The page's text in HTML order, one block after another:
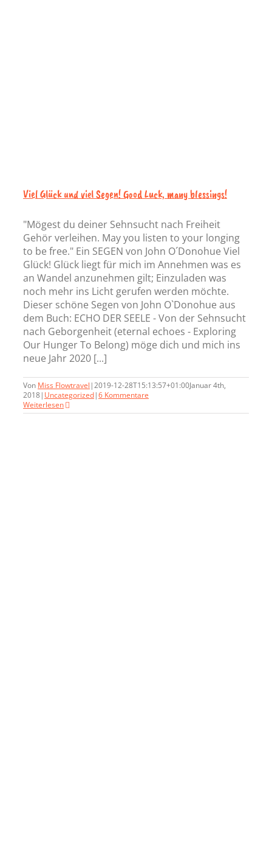
Viel Glück und viel Segen! Good Luck, many blessings!
"Mögest du deiner Sehnsucht nach Freiheit
Gehör verleihen. May you listen to your longing
to be free." Ein SEGEN von John O´Donohue Viel
Glück! Glück liegt für mich im Annehmen was es
an Wandel anzunehmen gilt; Einzuladen was
noch mehr ins Licht gerufen werden möchte.
Dieser schöne Segen von John O`Donohue aus
dem Buch: ECHO DER SEELE - Von der Sehnsucht
nach Geborgenheit (eternal echoes - Exploring
Our Hunger To Belong) möge dich und mich ins
neue Jahr 2020 [...]
Von Miss Flowtravel |2019-12-28T15:13:57+01:00Januar 4th,
2018| Uncategorized|6 Kommentare
Weiterlesen